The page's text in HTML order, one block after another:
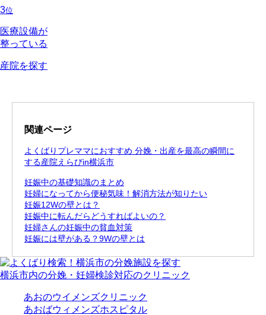
3位
医療設備が
整っている
産院を探す
関連ページ
よくばりプレママにおすすめ 分娩・出産を最高の瞬間に
する産院えらびin横浜市
妊娠中の基礎知識のまとめ
妊婦になってから便秘気味！解消方法が知りたい
妊娠12Wの壁とは？
妊娠中に転んだらどうすればよいの？
妊婦さんの妊娠中の貧血対策
妊娠には壁がある？9Wの壁とは
横浜市内の分娩・妊婦検診対応のクリニック
あおのウイメンズクリニック
あおばウィメンズホスピタル